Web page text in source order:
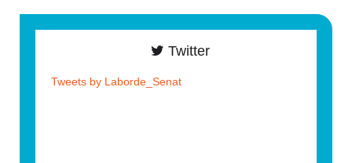
Twitter
Tweets by Laborde_Senat